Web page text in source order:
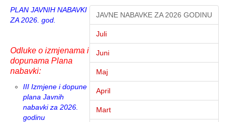
JAVNE NABAVKE ZA 2026 GODINU
Juli
Juni
Maj
April
Mart
PLAN JAVNIH NABAVKI
ZA 2026. god.
Odluke o izmjenama i
dopunama Plana
nabavki:
III Izmjene i dopune
plana Javnih
nabavki za 2026.
godinu